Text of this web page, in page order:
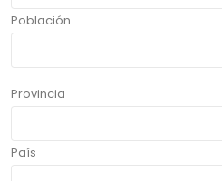
Población
Provincia
País